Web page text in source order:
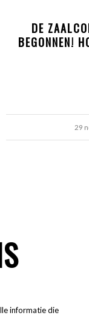
DE
BEGONNEN!
29
informatie die